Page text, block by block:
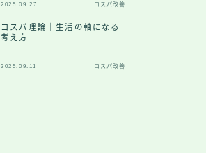
2025.09.27 コスパ改善
コスパ理論｜生活の軸になる
考え方
2025.09.11 コスパ改善